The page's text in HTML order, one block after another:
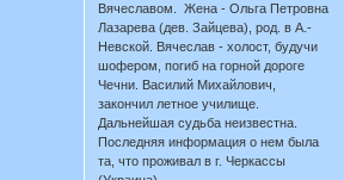
Вячеславом. Жена - Ольга Петровна
Лазарева (дев. Зайцева), род. в А.-
Невской. Вячеслав - холост, будучи
шофером, погиб на горной дороге
Чечни. Василий Михайлович,
закончил летное училище.
Дальнейшая судьба неизвестна.
Последняя информация о нем была
та, что проживал в г. Черкассы